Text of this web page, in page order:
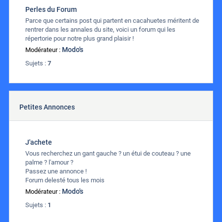
Perles du Forum
Parce que certains post qui partent en cacahuetes méritent de
rentrer dans les annales du site, voici un forum qui les
répertorie pour notre plus grand plaisir !
Modérateur : Modo's
Sujets : 7
Petites Annonces
J'achete
Vous recherchez un gant gauche ? un étui de couteau ? une
palme ? l'amour ?
Passez une annonce !
Forum delesté tous les mois
Modérateur : Modo's
Sujets : 1